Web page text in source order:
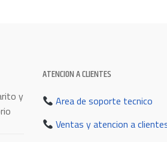
y
ATENCION A CLIENTES
Area de soporte tecnico
Ventas y atencion a